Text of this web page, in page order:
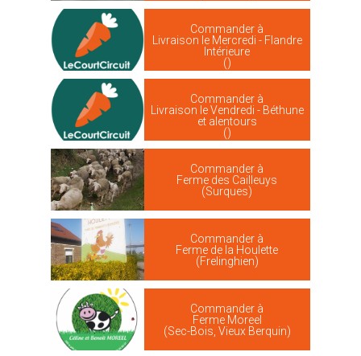
Commander à
Livraison le Mercredi - Flandre
Intérieure
()
Commander à
Livraison le Vendredi - Béthune
et alentours
()
Commander à
Ferme des Cailleuys
(Surques)
Commander à
Ferme de la Houlette
(Frelinghien)
Commander à
Ferme Moreel
(Sec-Bois, Vieux Berquin)